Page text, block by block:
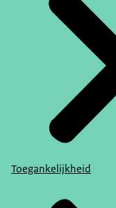
Toegankelijkheid